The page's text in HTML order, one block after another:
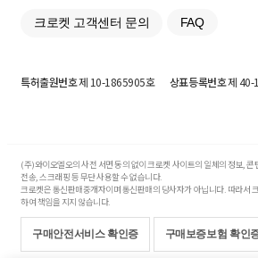
크로켓 고객센터 문의 FAQ
특허출원번호제 10-1865905호 상표등록번호제 40-
(주)와이오엘오의 사전 서면 동의 없이 크로켓 사이트의 일체의 정보,
전송, 스크래핑 등 무단 사용할 수 없습니다.
크로켓은 통신판매중개자이며 통신판매의 당사자가 아닙니다. 따라서
하여 책임을 지지 않습니다.
구매안전서비스 확인증 구매보증보험 확인